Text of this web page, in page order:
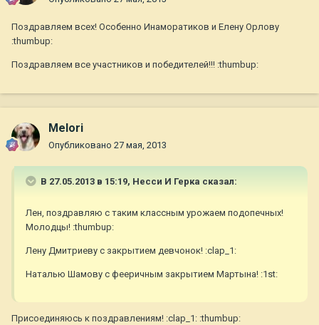
Поздравляем всех! Особенно Инаморатиков и Елену Орлову
:thumbup:
Поздравляем все участников и победителей!!! :thumbup:
Melori
Опубликовано 27 мая, 2013
В 27.05.2013 в 15:19, Несси И Герка сказал:
Лен, поздравляю с таким классным урожаем подопечных!
Молодцы! :thumbup:
Лену Дмитриеву с закрытием девчонок! :clap_1:
Наталью Шамову с фееричным закрытием Мартына! :1st:
Присоединяюсь к поздравлениям! :clap_1: :thumbup: